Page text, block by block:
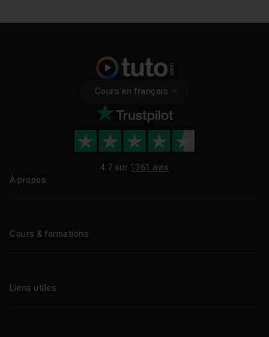
Cours en français
4.7 sur 1361 avis
À propos
Cours & formations
Formations certifiantes
Liens utiles